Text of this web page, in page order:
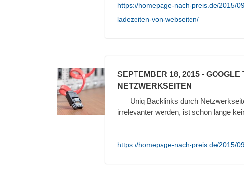
https://homepage-nach-preis.de/2015/
ladezeiten-von-webseiten/
SEPTEMBER 18, 2015 - GOOGLE
NETZWERKSEITEN
Uniq Backlinks durch
irrelevanter werden, ist schon lange
https://homepage-nach-preis.de/2015/